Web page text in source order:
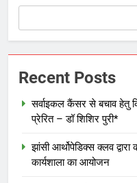
Recent Posts
सर्वाइकल कैंसर से बचाव हेतु
प्रेरित – डॉ शिशिर पुरी*
झांसी आर्थोपेडिक्स क्लव
कार्यशाला का आयोजन